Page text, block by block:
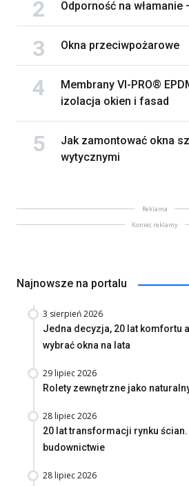
Odporność na włamanie
Okna przeciwpożarowe
Membrany VI-PRO®
izolacja okien i fasad
Jak zamontować okna
wytycznymi
Reklama
Koniec reklamy
Najnowsze na portalu
3 sierpień 2026
Jedna decyzja, 20 lat komfortu
wybrać okna na lata
29 lipiec 2026
Rolety zewnętrzne jako
28 lipiec 2026
20 lat transformacji rynku ścian.
budownictwie
28 lipiec 2026